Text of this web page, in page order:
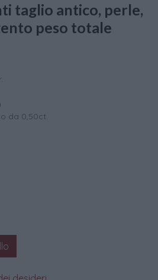
taglio antico, perle,
peso totale
da 0,50ct.